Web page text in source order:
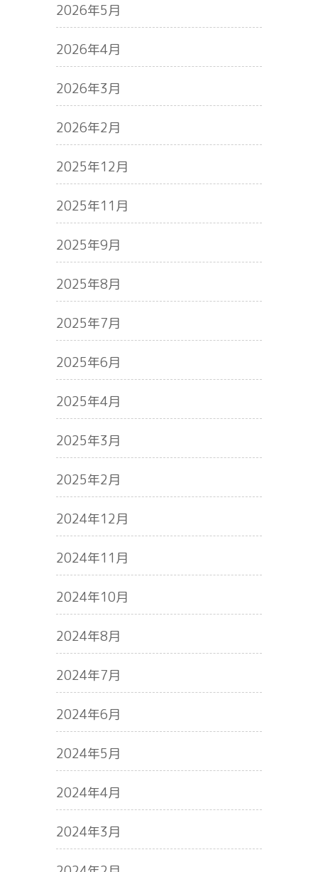
2026年5月
2026年4月
2026年3月
2026年2月
2025年12月
2025年11月
2025年9月
2025年8月
2025年7月
2025年6月
2025年4月
2025年3月
2025年2月
2024年12月
2024年11月
2024年10月
2024年8月
2024年7月
2024年6月
2024年5月
2024年4月
2024年3月